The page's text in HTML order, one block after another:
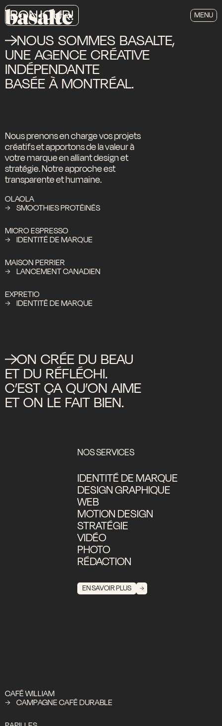
MENU
BONJOUR!
NOUS SOMMES BASALTE,
UNEAGENCECRÉATIVE
INDÉPENDANTE
BASÉEÀ MONTRÉAL.
Nous prenons en charge vos projets
créatifs et apportons de la valeur à
votre marque en alliant design et
stratégie. Notre approche est
transparente et humaine.
OLAOLA
SMOOTHIES PROTÉINÉS
MICRO ESPRESSO
IDENTITÉ DE MARQUE
MAISON PERRIER
LANCEMENT CANADIEN
EXPRETIO
IDENTITÉ DE MARQUE
ON CRÉE DU BEAU
ET DU RÉFLÉCHI.
C’ESTÇAQU’ON AIME
ETON LE FAIT BIEN.
NOS SERVICES
IDENTITÉ DE MARQUE
DESIGN GRAPHIQUE
WEB
MOTION DESIGN
STRATÉGIE
VIDÉO
PHOTO
RÉDACTION
EN SAVOIR PLUS
CAFÉ WILLIAM
CAMPAGNE CAFÉ DURABLE